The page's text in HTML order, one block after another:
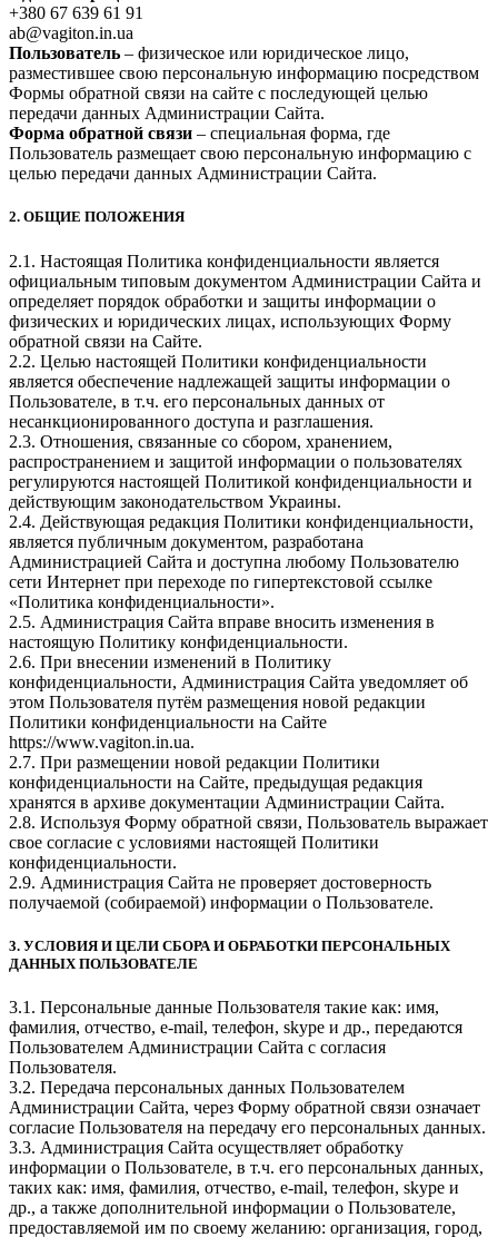
+380 67 639 61 91
ab@vagiton.in.ua
Пользователь – физическое или юридическое лицо,
разместившее свою персональную информацию посредством
Формы обратной связи на сайте с последующей целью
передачи данных Администрации Сайта.
Форма обратной связи – специальная форма, где
Пользователь размещает свою персональную информацию с
целью передачи данных Администрации Сайта.
2. ОБЩИЕ ПОЛОЖЕНИЯ
2.1. Настоящая Политика конфиденциальности является
официальным типовым документом Администрации Сайта и
определяет порядок обработки и защиты информации о
физических и юридических лицах, использующих Форму
обратной связи на Сайте.
2.2. Целью настоящей Политики конфиденциальности
является обеспечение надлежащей защиты информации о
Пользователе, в т.ч. его персональных данных от
несанкционированного доступа и разглашения.
2.3. Отношения, связанные со сбором, хранением,
распространением и защитой информации о пользователях
регулируются настоящей Политикой конфиденциальности и
действующим законодательством Украины.
2.4. Действующая редакция Политики конфиденциальности,
является публичным документом, разработана
Администрацией Сайта и доступна любому Пользователю
сети Интернет при переходе по гипертекстовой ссылке
«Политика конфиденциальности».
2.5. Администрация Сайта вправе вносить изменения в
настоящую Политику конфиденциальности.
2.6. При внесении изменений в Политику
конфиденциальности, Администрация Сайта уведомляет об
этом Пользователя путём размещения новой редакции
Политики конфиденциальности на Сайте
https://www.vagiton.in.ua.
2.7. При размещении новой редакции Политики
конфиденциальности на Сайте, предыдущая редакция
хранятся в архиве документации Администрации Сайта.
2.8. Используя Форму обратной связи, Пользователь выражает
свое согласие с условиями настоящей Политики
конфиденциальности.
2.9. Администрация Сайта не проверяет достоверность
получаемой (собираемой) информации о Пользователе.
3. УСЛОВИЯ И ЦЕЛИ СБОРА И ОБРАБОТКИ ПЕРСОНАЛЬНЫХ
ДАННЫХ ПОЛЬЗОВАТЕЛЕ
3.1. Персональные данные Пользователя такие как: имя,
фамилия, отчество, e-mail, телефон, skype и др., передаются
Пользователем Администрации Сайта с согласия
Пользователя.
3.2. Передача персональных данных Пользователем
Администрации Сайта, через Форму обратной связи означает
согласие Пользователя на передачу его персональных данных.
3.3. Администрация Сайта осуществляет обработку
информации о Пользователе, в т.ч. его персональных данных,
таких как: имя, фамилия, отчество, e-mail, телефон, skype и
др., а также дополнительной информации о Пользователе,
предоставляемой им по своему желанию: организация, город,